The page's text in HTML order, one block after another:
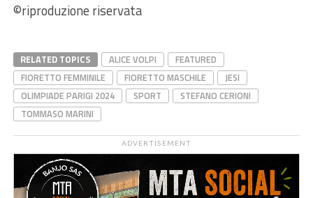
©riproduzione riservata
RELATED TOPICS ALICE VOLPI
FEATURED
FIORETTO FEMMINILE
FIORETTO MASCHILE
JESI
OLIMPIADE PARIGI 2024
SPORT
STEFANO CERIONI
TOMMASO MARINI
ADVERTISEMENT